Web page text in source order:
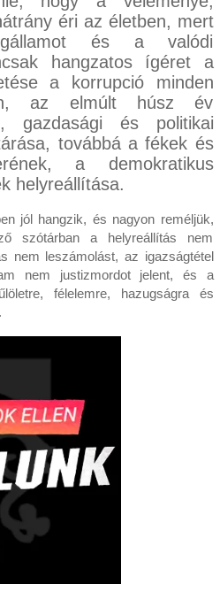
éri az életben, mert
és a valódi
hangzatos ígéret a
a korrupció minden
az elmúlt húsz év
gazdasági és politikai
továbbá a fékek és
a demokratikus
helyreállítása.
jól hangzik, és nagyon reméljük,
szótárban a helyreállítás nem
nem leszámolást, az igazságtétel
nem justizmordot jelent, és a
félelemre, hazugságra és